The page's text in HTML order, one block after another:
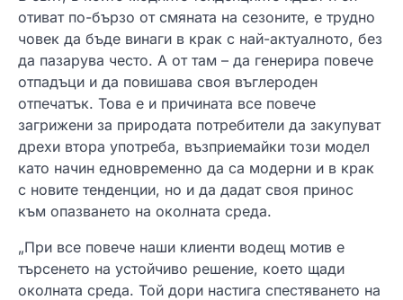
отиват по-бързо от смяната на сезоните, е трудно
човек да бъде винаги в крак с най-актуалното, без
да пазарува често. А от там – да генерира повече
отпадъци и да повишава своя въглероден
отпечатък. Това е и причината все повече
загрижени за природата потребители да закупуват
дрехи втора употреба, възприемайки този модел
като начин едновременно да са модерни и в крак
с новите тенденции, но и да дадат своя принос
към опазването на околната среда.
„При все повече наши клиенти водещ мотив е
търсенето на устойчиво решение, което щади
околната среда. Той дори настига спестяването на